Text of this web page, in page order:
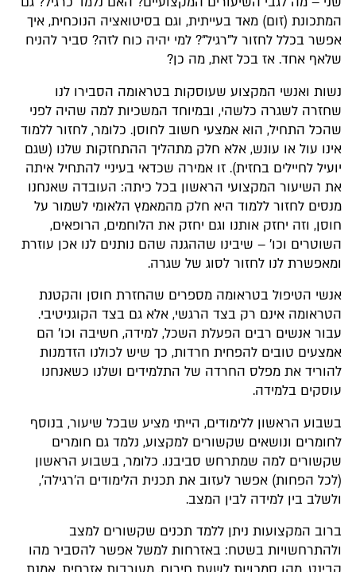
המתכונת (זום) מאד בעייתית, וגם בסיטואציה הנוכחית, איך
אפשר בכלל לחזור ל"רגיל"? למי יהיה כוח לזה? סביר להניח
שלאף אחד. אז בכל זאת, מה כן?
נשות ואנשי המקצוע שעוסקות בטראומה הסבירו לנו
שחזרה לשגרה כלשהי, ובמיוחד המשכיות למה שהיה לפני
שהכל התחיל, הוא אמצעי חשוב לחוסן. כלומר, לחזור ללמוד
אינו עול או עונש, אלא חלק מתהליך ההתחזקות שלנו (שגם
יועיל לחיילים בחזית). זו אמירה שכדאי בעיניי להתחיל איתה
את השיעור המקצועי הראשון בכל כיתה: העובדה שאנחנו
מנסים לחזור ללמוד היא חלק מהמאמץ הלאומי לשמור על
חוסן, וזה יחזק אותנו וגם יחזק את הלוחמים, הרופאים,
השוטרים וכו' – שיבינו שההגנה שהם נותנים לנו אכן עוזרת
ומאפשרת לנו לחזור לסוג של שגרה.
אנשי הטיפול בטראומה מספרים שהחזרת חוסן והקטנת
הטראומה אינם רק בצד הרגשי, אלא גם בצד הקוגניטיבי.
עבור אנשים רבים הפעלת השכל, למידה, חשיבה וכו' הם
אמצעים טובים להפחית חרדות, כך שיש לכולנו הזדמנות
להוריד את מפלס החרדה של התלמידים ושלנו כשאנחנו
עוסקים בלמידה.
בשבוע הראשון ללימודים, הייתי מציע שבכל שיעור, בנוסף
לחומרים ונושאים שקשורים למקצוע, נלמד גם חומרים
שקשורים למה שמתרחש סביבנו. כלומר, בשבוע הראשון
(לכל הפחות) אפשר לעזוב את תכנית הלימודים ה'רגילה',
ולשלב בין למידה לבין המצב.
ברוב המקצועות ניתן ללמד תכנים שקשורים למצב
ולהתרחשויות בשטח: באזרחות למשל אפשר להסביר מהו